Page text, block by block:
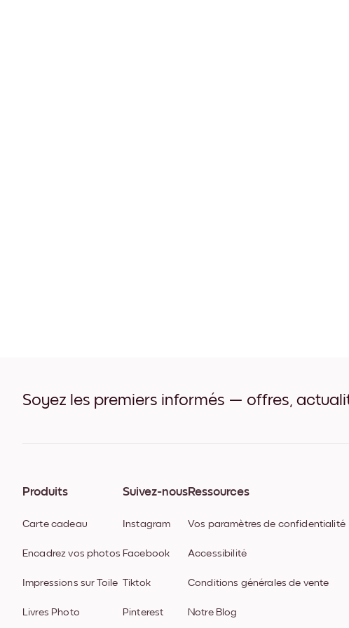
Soyez les premiers informés — offres,
Produits
Carte cadeau
Encadrez vos photos
Impressions sur Toile
Livres Photo
Suivez-nous
Instagram
Facebook
Tiktok
Pinterest
Ressources
Vos paramètres de confidentialité
Accessibilité
Conditions générales de vente
Notre Blog